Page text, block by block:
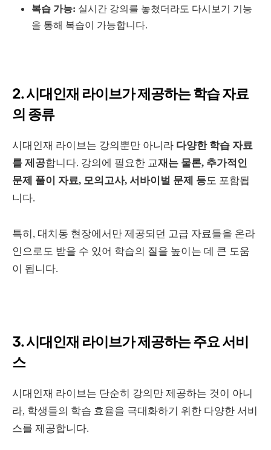
복습 가능: 실시간 강의를 놓쳤더라도 다시보기 기능
을 통해 복습이 가능합니다.
2. 시대인재 라이브가 제공하는 학습 자료
의 종류
시대인재 라이브는 강의뿐만 아니라 다양한 학습 자료
를 제공합니다. 강의에 필요한 교재는 물론, 추가적인
문제 풀이 자료, 모의고사, 서바이벌 문제 등도 포함됩
니다.
특히, 대치동 현장에서만 제공되던 고급 자료들을 온라
인으로도 받을 수 있어 학습의 질을 높이는 데 큰 도움
이 됩니다.
3. 시대인재 라이브가 제공하는 주요 서비
스
시대인재 라이브는 단순히 강의만 제공하는 것이 아니
라, 학생들의 학습 효율을 극대화하기 위한 다양한 서비
스를 제공합니다.